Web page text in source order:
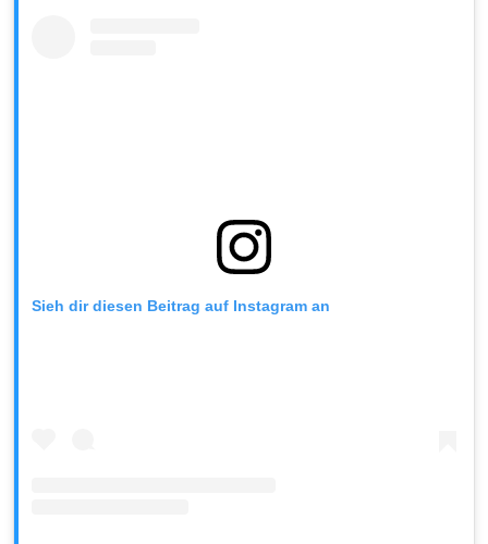
Sieh dir diesen Beitrag auf Instagram an